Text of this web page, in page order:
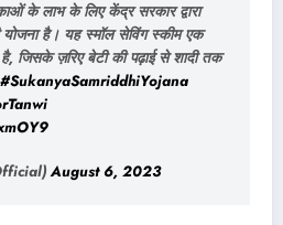
के लाभ के लिए केंद्र सरकार द्वारा
योजना है। यह स्मॉल सेविंग स्कीम एक
है, जिसके ज़रिए बेटी की पढ़ाई से शादी तक
#SukanyaSamriddhiYojana
August 6, 2023